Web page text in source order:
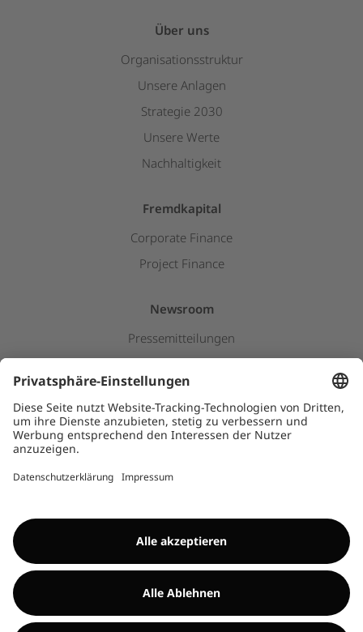
Über uns
Organisationsstruktur
Unsere Anlagen
Strategie 2030
Unsere Werte
Nachhaltigkeit
Fremdkapital
Corporate Finance
Project Finance
Newsroom
Pressemitteilungen
Downloads
Kids
©Encavis 2017/2025
Weitere Informationen findest du im . Die